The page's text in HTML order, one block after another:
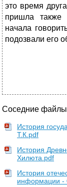
это время
пришла также
начала
подозвали его
Соседние файлы
История
Т.К.pdf
История
Хилюта.pdf
История
информации -